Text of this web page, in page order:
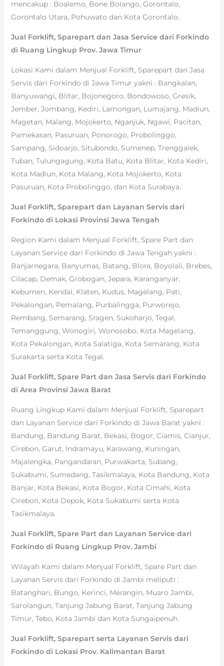
mencakup : Boalemo, Bone Bolango, Gorontalo,
Gorontalo Utara, Pohuwato dan Kota Gorontalo.
Jual Forklift, Sparepart dan Jasa Service dari Forkindo
di Ruang Lingkup Prov. Jawa Timur
Lokasi Kami dalam Menjual Forklift, Sparepart dan Jasa
Servis dari Forkindo di Jawa Timur yakni : Bangkalan,
Banyuwangi, Blitar, Bojonegoro, Bondowoso, Gresik,
Jember, Jombang, Kediri, Lamongan, Lumajang, Madiun,
Magetan, Malang, Mojokerto, Nganjuk, Ngawi, Pacitan,
Pamekasan, Pasuruan, Ponorogo, Probolinggo,
Sampang, Sidoarjo, Situbondo, Sumenep, Trenggalek,
Tuban, Tulungagung, Kota Batu, Kota Blitar, Kota Kediri,
Kota Madiun, Kota Malang, Kota Mojokerto, Kota
Pasuruan, Kota Probolinggo, dan Kota Surabaya.
Jual Forklift, Sparepart dan Layanan Servis dari
Forkindo di Lokasi Provinsi Jawa Tengah
Region Kami dalam Menjual Forklift, Spare Part dan
Layanan Service dari Forkindo di Jawa Tengah yakni :
Banjarnegara, Banyumas, Batang, Blora, Boyolali, Brebes,
Cilacap, Demak, Grobogan, Jepara, Karanganyar,
Kebumen, Kendal, Klaten, Kudus, Magelang, Pati,
Pekalongan, Pemalang, Purbalingga, Purworejo,
Rembang, Semarang, Sragen, Sukoharjo, Tegal,
Temanggung, Wonogiri, Wonosobo, Kota Magelang,
Kota Pekalongan, Kota Salatiga, Kota Semarang, Kota
Surakarta serta Kota Tegal.
Jual Forklift, Spare Part dan Jasa Servis dari Forkindo
di Area Provinsi Jawa Barat
Ruang Lingkup Kami dalam Menjual Forklift, Sparepart
dan Layanan Service dari Forkindo di Jawa Barat yakni :
Bandung, Bandung Barat, Bekasi, Bogor, Ciamis, Cianjur,
Cirebon, Garut, Indramayu, Karawang, Kuningan,
Majalengka, Pangandaran, Purwakarta, Subang,
Sukabumi, Sumedang, Tasikmalaya, Kota Bandung, Kota
Banjar, Kota Bekasi, Kota Bogor, Kota Cimahi, Kota
Cirebon, Kota Depok, Kota Sukabumi serta Kota
Tasikmalaya.
Jual Forklift, Spare Part dan Layanan Service dari
Forkindo di Ruang Lingkup Prov. Jambi
Wilayah Kami dalam Menjual Forklift, Spare Part dan
Layanan Servis dari Forkindo di Jambi meliputi :
Batanghari, Bungo, Kerinci, Merangin, Muaro Jambi,
Sarolangun, Tanjung Jabung Barat, Tanjung Jabung
Timur, Tebo, Kota Jambi dan Kota Sungaipenuh.
Jual Forklift, Sparepart serta Layanan Servis dari
Forkindo di Lokasi Prov. Kalimantan Barat